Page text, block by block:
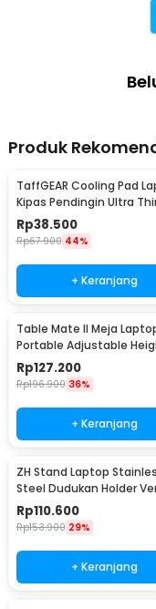
Produk
TaffGEAR Cooling Pad
Kipas Pendingin Ultra
14 Inch - V19
Rp38.500
Rp67.900 44%
+ Keranjang
Table Mate II Meja
Portable Adjustable
51x39.5cm - TM2
Rp127.200
Rp196.900 36%
+ Keranjang
ZH Stand Laptop
Steel Dudukan Holder
Gravity - ZH005
Rp110.600
Rp153.900 29%
+ Keranjang